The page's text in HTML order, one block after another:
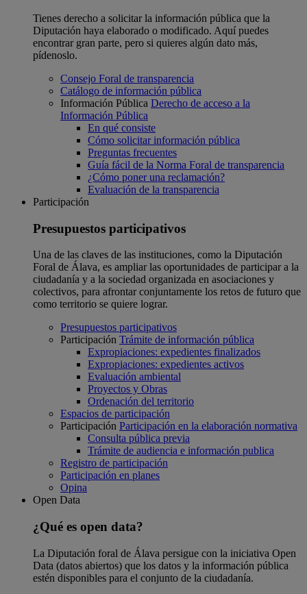
Tienes derecho a solicitar la información pública que la
Diputación haya elaborado o modificado. Aquí puedes
encontrar gran parte, pero si quieres algún dato más,
pídenoslo.
Consejo Foral de transparencia
Catálogo de información pública
Información Pública Derecho de acceso a la
Información Pública
En qué consiste
Cómo solicitar información pública
Preguntas frecuentes
Guía fácil de la Norma Foral de transparencia
¿Cómo poner una reclamación?
Evaluación de la transparencia
Participación
Presupuestos participativos
Una de las claves de las instituciones, como la Diputación
Foral de Álava, es ampliar las oportunidades de participar a la
ciudadanía y a la sociedad organizada en asociaciones y
colectivos, para afrontar conjuntamente los retos de futuro que
como territorio se quiere lograr.
Presupuestos participativos
Participación Trámite de información pública
Expropiaciones: expedientes finalizados
Expropiaciones: expedientes activos
Evaluación ambiental
Proyectos y Obras
Ordenación del territorio
Espacios de participación
Participación Participación en la elaboración normativa
Consulta pública previa
Trámite de audiencia e información publica
Registro de participación
Participación en planes
Opina
Open Data
¿Qué es open data?
La Diputación foral de Álava persigue con la iniciativa Open
Data (datos abiertos) que los datos y la información pública
estén disponibles para el conjunto de la ciudadanía.